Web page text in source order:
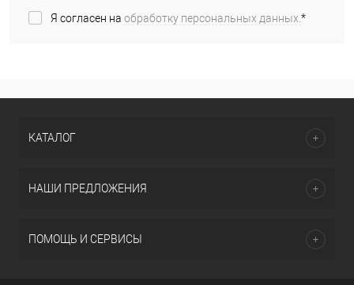
Я согласен на обработку персональных данных.*
КАТАЛОГ
НАШИ ПРЕДЛОЖЕНИЯ
ПОМОЩЬ И СЕРВИСЫ